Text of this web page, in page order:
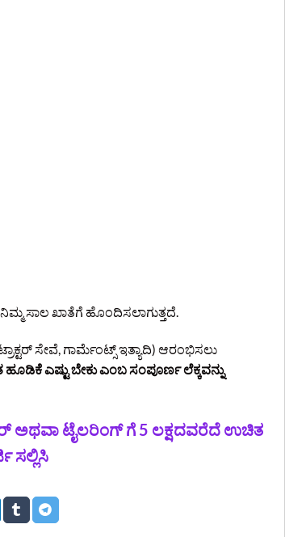
ಸಾಲ ಖಾತೆಗೆ ಹೊಂದಿಸಲಾಗುತ್ತದೆ.
ಸೇವೆ, ಗಾರ್ಮೆಂಟ್ಸ್ ಇತ್ಯಾದಿ) ಆರಂಭಿಸಲು
ಹೂಡಿಕೆ ಎಷ್ಟು ಬೇಕು ಎಂಬ ಸಂಪೂರ್ಣ ಲೆಕ್ಕವನ್ನು
ಅಥವಾ ಟೈಲರಿಂಗ್ ಗೆ 5 ಲಕ್ಷದವರೆದೆ ಉಚಿತ
ಸಲ್ಲಿಸಿ